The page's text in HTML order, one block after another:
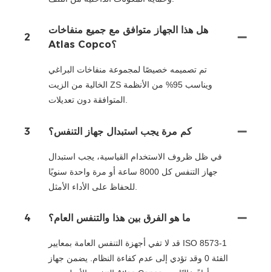
2
هل هذا الجهاز متوافق مع جميع منفاخات
Atlas Copco؟
تم تصميمه خصيصًا لمجموعة منفاخات البراغي
الخالية من الزيت ZS ويناسب 95% من الأنظمة
المتوافقة دون تعديلات.
3 كم مرة يجب استبدال جهاز التنفس؟
في ظل ظروف الاستخدام القياسية، يجب استبدال
جهاز التنفس كل 8000 ساعة أو مرة واحدة سنويًا
4 ما هو الفرق بين هذا والتنفس العام؟
قد لا تفي أجهزة التنفس العامة بمعايير ISO 8573-1
الفئة 0 وقد تؤدي إلى عدم كفاءة النظام. يضمن جهاز